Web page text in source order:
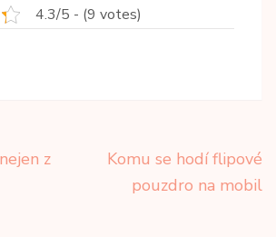
4.3/5 - (9 votes)
z
Komu se hodí flipové
pouzdro na mobil